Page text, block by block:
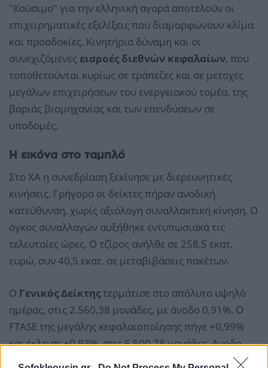
"Καύσιμο" για την ελληνική αγορά αποτελούν οι
επιχειρηματικές εξελίξεις που διαμορφώνουν κλίμα
και προσδοκίες. Κινητήρια δύναμη και οι
συνεχιζόμενες εισροές διεθνών κεφαλαίων, που
τοποθετούνται κυρίως σε τράπεζες και σε μετοχές
μεγάλων επιχειρήσεων του ενεργειακού τομέα, της
βαριάς βιομηχανίας και των επενδύσεων σε
υποδομές.
Η εικόνα στο ταμπλό
Στο ΧΑ η συνεδρίαση ξεκίνησε με διερευνητικές
κινήσεις. Γρήγορα οι δείκτες πήραν ανοδική
κατεύθυνση, χωρίς αξιόλογη συναλλακτική κίνηση. Ο
όγκος συναλλαγών αυξήθηκε εντυπωσιακά τις
τελευταίες ώρες. Ο τζίρος ανήλθε σε 258,5 εκατ.
ευρώ, συν 40,5 εκατ. σε μεταβιβάσεις πακέτων.
Ο Γενικός Δείκτηςτερμάτισε στο απόλυτο υψηλό
ημέρας, στις 2.560,38 μονάδες, με άνοδο 0,91%. Ο
FTASE της μεγάλης κεφαλαιοποίησης πήγε +0,99%
και έκλεισε +0,93%, στις 6.500,78 μονάδες. Ανοδο